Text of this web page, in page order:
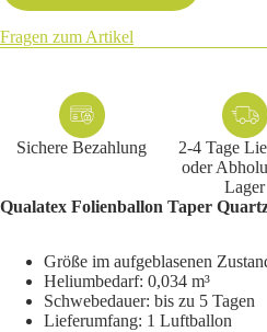
Fragen zum Artikel
Sichere Bezahlung
2-4 Tage
oder
Lager
Qualatex Folienballon Taper
Größe im aufgeblasenen
Heliumbedarf: 0,034 m³
Schwebedauer: bis zu 5 Tagen
Lieferumfang: 1 Luftballon